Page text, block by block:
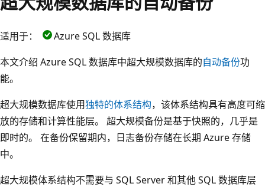
适用于：
Azure SQL 数据库
本文介绍 Azure SQL 数据库中超大规模数据库的自动备份功
能。
超大规模数据库使用独特的体系结构，该体系结构具有高度可缩
放的存储和计算性能层。 超大规模备份是基于快照的，几乎是
即时的。 在备份保留期内，日志备份存储在长期 Azure 存储
中。
超大规模体系结构不需要与 SQL Server 和其他 SQL 数据库层